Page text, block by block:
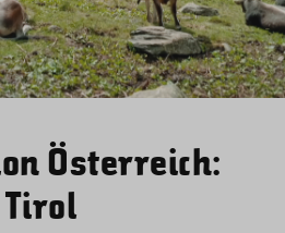
Österreich:
Tirol